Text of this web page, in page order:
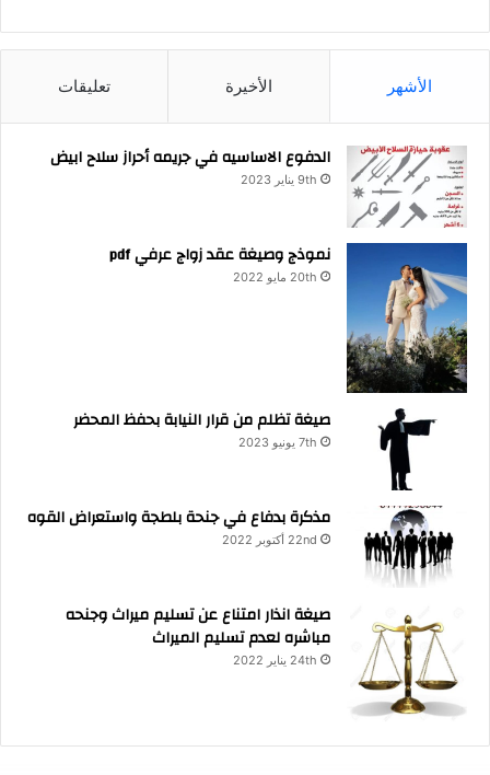
الأشهر الأخيرة تعليقات
الدفوع الاساسيه في جريمه أحراز سلاح ابيض
9th يناير 2023
نموذج وصيغة عقد زواج عرفي pdf
20th مايو 2022
صيغة تظلم من قرار النيابة بحفظ المحضر
7th يونيو 2023
مذكرة بدفاع في جنحة بلطجة واستعراض القوه
22nd أكتوبر 2022
صيغة انذار امتناع عن تسليم ميراث وجنحه
مباشره لعدم تسليم الميراث
24th يناير 2022